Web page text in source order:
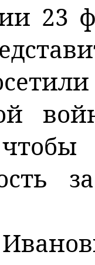
23